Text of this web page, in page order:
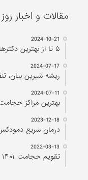
مقالات و اخبار روز
2024-10-21
۵ تا از بهترین دکتر‌های اصلاح مزاج در مشهد را بشناسید!
2024-07-17
ریشه شیرین بیان،
2024-07-11
بهترین مراکز
2023-12-18
درمان سریع
2022-03-13
تقویم حجامت ۱۴۰۱